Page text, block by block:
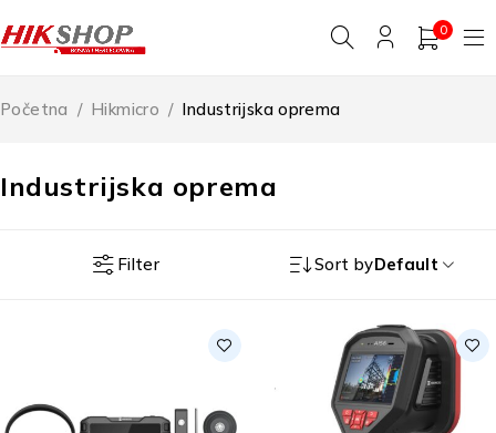
0
Industrijska oprema
Početna / Hikmicro / Industrijska oprema
Filter Sort byDefault